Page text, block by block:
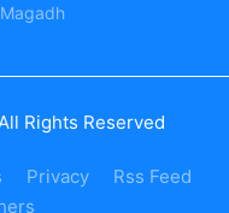
Magadh
Rights Reserved
Privacy
Rss Feed